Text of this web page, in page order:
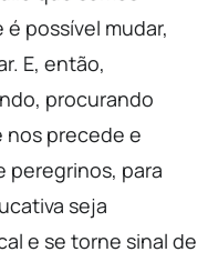
possível mudar,
E, então,
procurando
nos precede e
peregrinos, para
seja
e se torne sinal de